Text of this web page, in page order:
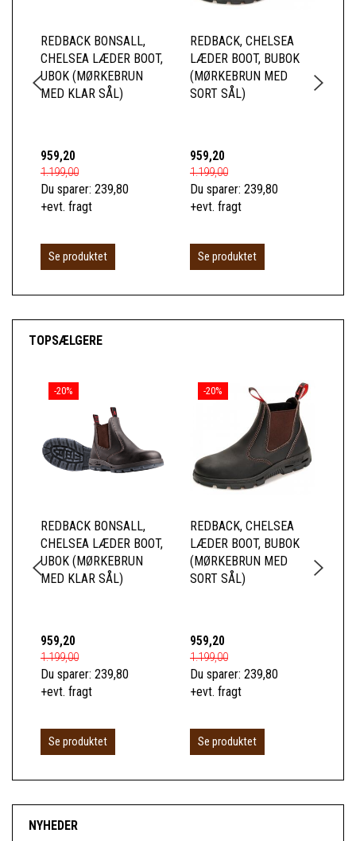
REDBACK BONSALL,
CHELSEA LÆDER BOOT,
UBOK (MØRKEBRUN
MED KLAR SÅL)
959,20
1.199,00
Du sparer: 239,80
+evt. fragt
Se produktet
REDBACK, CHELSEA
LÆDER BOOT, BUBOK
(MØRKEBRUN MED
SORT SÅL)
959,20
1.199,00
Du sparer: 239,80
+evt. fragt
Se produktet
TOPSÆLGERE
-20%
REDBACK BONSALL,
CHELSEA LÆDER BOOT,
UBOK (MØRKEBRUN
MED KLAR SÅL)
959,20
1.199,00
Du sparer: 239,80
+evt. fragt
Se produktet
-20%
REDBACK, CHELSEA
LÆDER BOOT, BUBOK
(MØRKEBRUN MED
SORT SÅL)
959,20
1.199,00
Du sparer: 239,80
+evt. fragt
Se produktet
NYHEDER